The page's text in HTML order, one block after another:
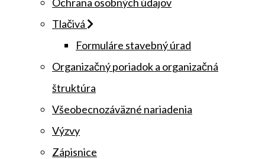
Tlačivá
Formuláre stavebný úrad
Organizačný poriadok a organizačná
štruktúra
Všeobecnozáväzné nariadenia
Výzvy
Zápisnice